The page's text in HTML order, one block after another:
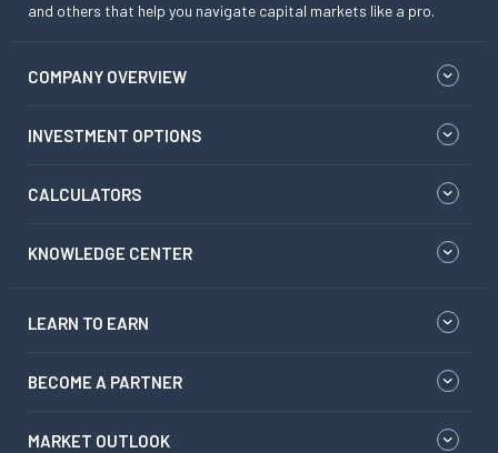
and others that help you navigate capital markets like a pro.
COMPANY OVERVIEW
INVESTMENT OPTIONS
CALCULATORS
KNOWLEDGE CENTER
LEARN TO EARN
BECOME A PARTNER
MARKET OUTLOOK